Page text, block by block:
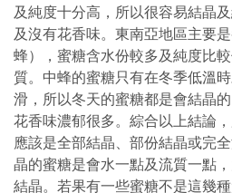
及純度十分高，所以很容易結晶
及沒有花香味。東南亞地區主要
蜂），蜜糖含水份較多及純度比
質。中蜂的蜜糖只有在冬季低溫
滑，所以冬天的蜜糖都是會結晶
花香味濃郁很多。綜合以上結論
應該是全部結晶、部份結晶或完
晶的蜜糖是會水一點及流質一點
結晶。若果有一些蜜糖不是這幾